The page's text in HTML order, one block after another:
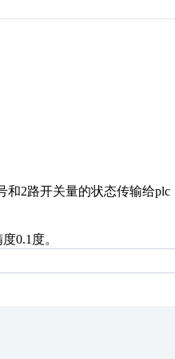
2路开关量的状态传输给plc
0.1度。